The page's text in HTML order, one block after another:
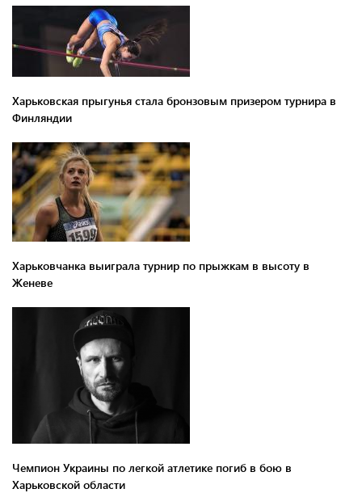
Харьковская прыгунья стала бронзовым призером турнира в
Финляндии
Харьковчанка выиграла турнир по прыжкам в высоту в
Женеве
Чемпион Украины по легкой атлетике погиб в бою в
Харьковской области